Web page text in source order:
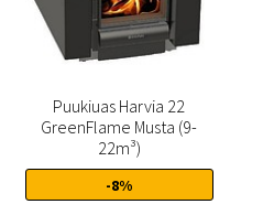
Puukiuas Harvia 22
GreenFlame Musta (9-
22m³)
-8%